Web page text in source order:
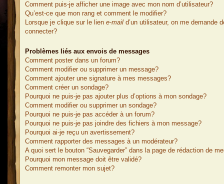
Comment puis-je afficher une image avec mon nom d’utilisateur?
Qu’est-ce que mon rang et comment le modifier?
Lorsque je clique sur le lien e-mail d’un utilisateur, on me demande
connecter?
Problèmes liés aux envois de messages
Comment poster dans un forum?
Comment modifier ou supprimer un message?
Comment ajouter une signature à mes messages?
Comment créer un sondage?
Pourquoi ne puis-je pas ajouter plus d’options à mon sondage?
Comment modifier ou supprimer un sondage?
Pourquoi ne puis-je pas accéder à un forum?
Pourquoi ne puis-je pas joindre des fichiers à mon message?
Pourquoi ai-je reçu un avertissement?
Comment rapporter des messages à un modérateur?
A quoi sert le bouton “Sauvegarder” dans la page de rédaction de
Pourquoi mon message doit être validé?
Comment remonter mon sujet?